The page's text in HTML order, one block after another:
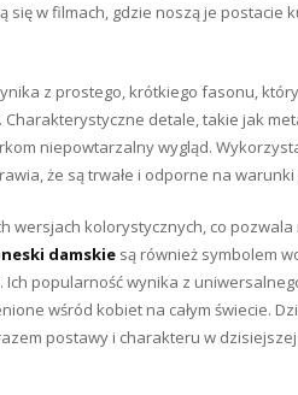
się w filmach, gdzie noszą je postacie
z prostego, krótkiego fasonu,
. Charakterystyczne detale, takie jak
niepowtarzalny wygląd.
że są trwałe i odporne na
wersjach kolorystycznych, co
damskie są również symbolem
popularność wynika z
wśród kobiet na całym świecie.
postawy i charakteru w